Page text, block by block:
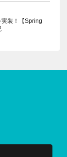
装！【Spring